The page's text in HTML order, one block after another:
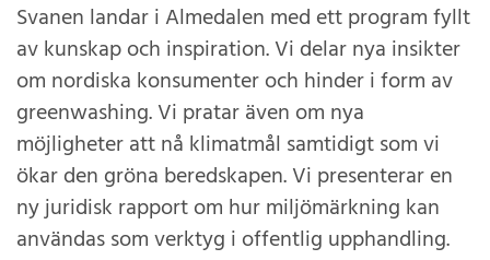
Svanen landar i Almedalen med ett program fyllt
av kunskap och inspiration. Vi delar nya insikter
om nordiska konsumenter och hinder i form av
greenwashing. Vi pratar även om nya
möjligheter att nå klimatmål samtidigt som vi
ökar den gröna beredskapen. Vi presenterar en
ny juridisk rapport om hur miljömärkning kan
användas som verktyg i offentlig upphandling.